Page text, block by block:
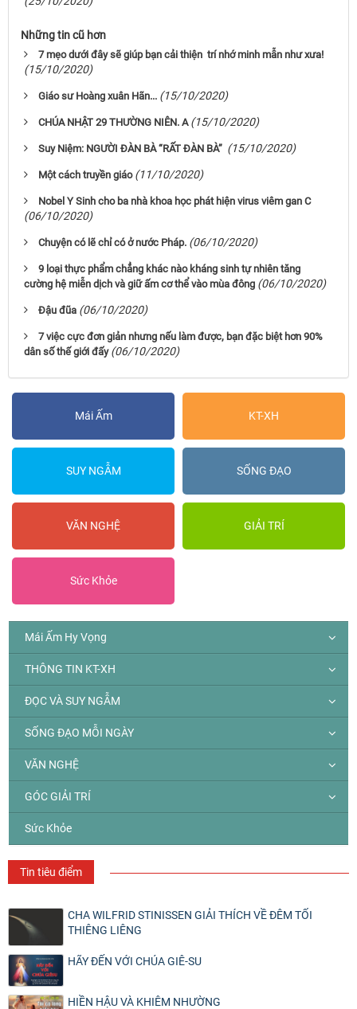
Những tin cũ hơn
7 mẹo dưới đây sẽ giúp bạn cải thiện trí nhớ minh mẫn như xưa!
(15/10/2020)
Giáo sư Hoàng xuân Hãn... (15/10/2020)
CHÚA NHẬT 29 THƯỜNG NIÊN. A (15/10/2020)
Suy Niệm: NGƯỜI ĐÀN BÀ “RẤT ĐÀN BÀ” (15/10/2020)
Một cách truyền giáo (11/10/2020)
Nobel Y Sinh cho ba nhà khoa học phát hiện virus viêm gan C
(06/10/2020)
Chuyện có lẽ chỉ có ở nước Pháp. (06/10/2020)
9 loại thực phẩm chẳng khác nào kháng sinh tự nhiên tăng
cường hệ miễn dịch và giữ ấm cơ thể vào mùa đông (06/10/2020)
Đậu đũa (06/10/2020)
7 việc cực đơn giản nhưng nếu làm được, bạn đặc biệt hơn 90%
dân số thế giới đấy (06/10/2020)
Mái Ấm KT-XH
SUY NGẪM SỐNG ĐẠO
VĂN NGHỆ GIẢI TRÍ
Sức Khỏe
Mái Ấm Hy Vọng
THÔNG TIN KT-XH
ĐỌC VÀ SUY NGẪM
SỐNG ĐẠO MỖI NGÀY
VĂN NGHỆ
GÓC GIẢI TRÍ
Sức Khỏe
Tin tiêu điểm
CHA WILFRID STINISSEN GIẢI THÍCH VỀ ĐÊM TỐI
THIÊNG LIÊNG
HÃY ĐẾN VỚI CHÚA GIÊ-SU
HIỀN HẬU VÀ KHIÊM NHƯỜNG